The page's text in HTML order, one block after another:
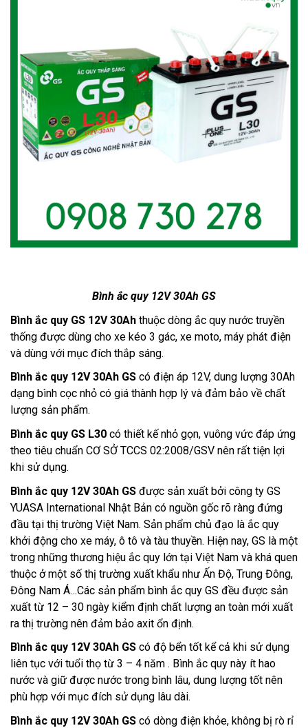
Bình ắc quy 12V 30Ah GS
Bình ắc quy GS 12V 30Ah thuộc dòng ắc quy nước truyền
thống được dùng cho xe kéo 3 gác, xe moto, máy phát điện
và dùng với mục đích thắp sáng.
Bình ắc quy 12V 30Ah GS có điện áp 12V, dung lượng 30Ah
dạng bình cọc nhỏ có giá thành hợp lý và đảm bảo về chất
lượng sản phẩm.
Bình ắc quy GS L30 có thiết kế nhỏ gọn, vuông vức đáp ứng
theo tiêu chuẩn CƠ SỞ TCCS 02:2008/GSV nên rất tiện lợi
khi sử dụng.
Bình ắc quy 12V 30Ah GS được sản xuất bởi công ty GS
YUASA International Nhật Bản có nguồn gốc rõ ràng đứng
đầu tại thị trường Việt Nam. Sản phẩm chủ đạo là ắc quy
khởi động cho xe máy, ô tô và tàu thuyền. Hiện nay, GS là một
trong những thương hiệu ắc quy lớn tại Việt Nam và khá quen
thuộc ở một số thị trường xuất khẩu như Ấn Độ, Trung Đông,
Đông Nam Á…Các sản phẩm bình ắc quy GS đều được sản
xuất từ 12 – 30 ngày kiểm định chất lượng an toàn mới xuất
ra thị trường nên đảm bảo axit ổn định.
Bình ắc quy 12V 30Ah GS có độ bển tốt kể cả khi sử dụng
liên tục với tuổi thọ từ 3 – 4 năm . Bình ắc quy này ít hao
nước và giữ được nước trong bình lâu, dung lượng tốt nên
phù hợp với mục đích sử dụng lâu dài.
Bình ắc quy 12V 30Ah GS có dòng điện khỏe, không bị rò rỉ